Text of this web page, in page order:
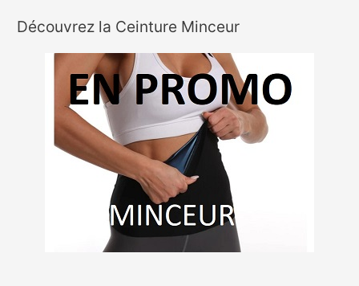
Découvrez la Ceinture Minceur